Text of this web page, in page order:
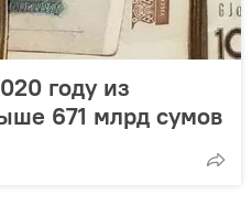
году из
671 млрд сумов